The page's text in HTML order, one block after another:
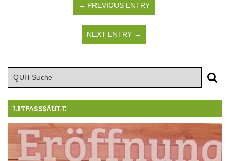
← PREVIOUS ENTRY
NEXT ENTRY →
LITFASSSÄULE